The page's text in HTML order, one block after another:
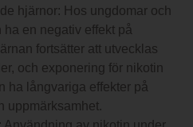
hjärnor: Hos ungdomar och
en negativ effekt på
fortsätter att utvecklas
och exponering för nikotin
ha långvariga effekter på
uppmärksamhet.